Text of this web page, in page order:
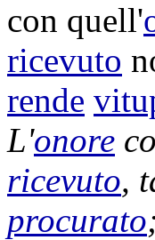
con quell'
ricevuto
rende
L'onore
ricevuto,
procurato